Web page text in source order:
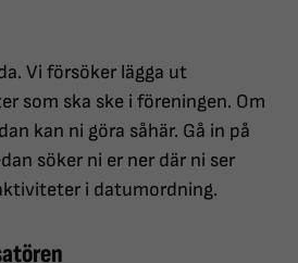
Vi försöker lägga ut
som ska ske i föreningen. Om
kan ni göra såhär. Gå in på
söker ni er ner där ni ser
i datumordning.